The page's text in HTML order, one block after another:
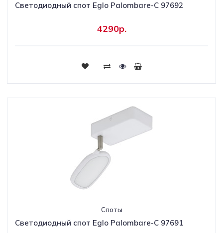
Светодиодный спот Eglo Palombare-C 97692
4290р.
Споты
Светодиодный спот Eglo Palombare-C 97691